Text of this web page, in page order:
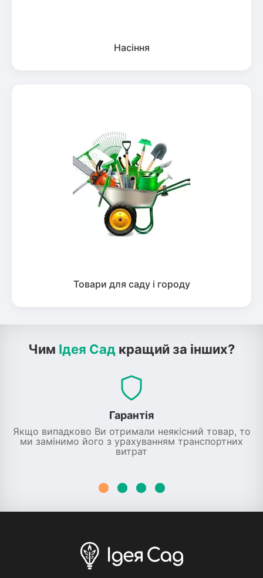
Насіння
Товари для саду і городу
Чим Ідея Сад кращий за інших?
Гарантія
Якщо випадково Ви отримали неякісний товар, то
ми замінимо його з урахуванням транспортних
витрат